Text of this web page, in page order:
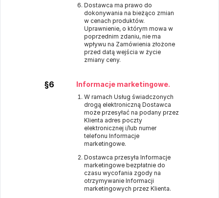
Dostawca ma prawo do
dokonywania na bieżąco zmian
w cenach produktów.
Uprawnienie, o którym mowa w
poprzednim zdaniu, nie ma
wpływu na Zamówienia złożone
przed datą wejścia w życie
zmiany ceny.
§6 Informacje marketingowe.
W ramach Usług świadczonych
drogą elektroniczną Dostawca
może przesyłać na podany przez
Klienta adres poczty
elektronicznej i/lub numer
telefonu Informacje
marketingowe.
Dostawca przesyła Informacje
marketingowe bezpłatnie do
czasu wycofania zgody na
otrzymywanie Informacji
marketingowych przez Klienta.